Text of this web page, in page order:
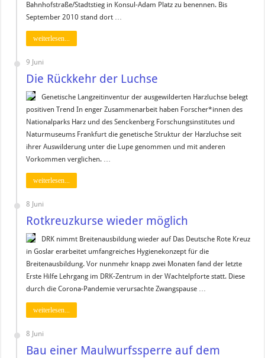
Bahnhofstraße/Stadtstieg in Konsul-Adam Platz zu benennen. Bis
September 2010 stand dort …
weiterlesen...
9 Juni
Die Rückkehr der Luchse
Genetische Langzeitinventur der ausgewilderten Harzluchse belegt
positiven Trend In enger Zusammenarbeit haben Forscher*innen des
Nationalparks Harz und des Senckenberg Forschungsinstitutes und
Naturmuseums Frankfurt die genetische Struktur der Harzluchse seit
ihrer Auswilderung unter die Lupe genommen und mit anderen
Vorkommen verglichen. …
weiterlesen...
8 Juni
Rotkreuzkurse wieder möglich
DRK nimmt Breitenausbildung wieder auf Das Deutsche Rote Kreuz
in Goslar erarbeitet umfangreiches Hygienekonzept für die
Breitenausbildung. Vor nunmehr knapp zwei Monaten fand der letzte
Erste Hilfe Lehrgang im DRK-Zentrum in der Wachtelpforte statt. Diese
durch die Corona-Pandemie verursachte Zwangspause …
weiterlesen...
8 Juni
Bau einer Maulwurfssperre auf dem